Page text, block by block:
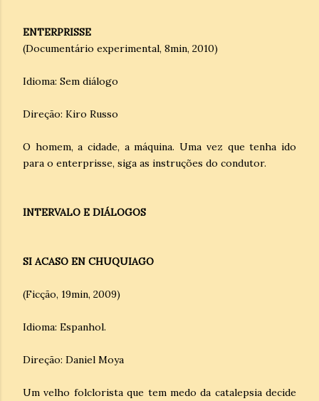
ENTERPRISSE
(Documentário experimental, 8min, 2010)
Idioma: Sem diálogo
Direção: Kiro Russo
O homem, a cidade, a máquina. Uma vez que tenha ido
para o enterprisse, siga as instruções do condutor.
INTERVALO E DIÁLOGOS
SI ACASO EN CHUQUIAGO
(Ficção, 19min, 2009)
Idioma: Espanhol.
Direção: Daniel Moya
Um velho folclorista que tem medo da catalepsia decide